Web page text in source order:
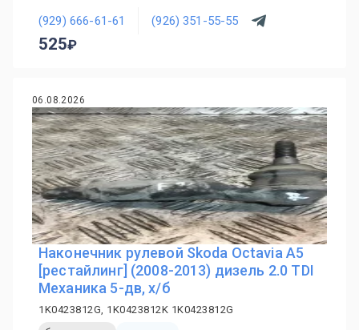
(929) 666-61-61 (926) 351-55-55
525
06.08.2026
Наконечник рулевой Skoda Octavia A5
[рестайлинг] (2008-2013) дизель 2.0 TDI
Механика 5-дв, х/б
1K0423812G, 1K0423812K 1K0423812G